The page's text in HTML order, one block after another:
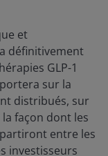
et
définitivement
GLP-1
sur la
distribués, sur
façon dont les
entre les
investisseurs